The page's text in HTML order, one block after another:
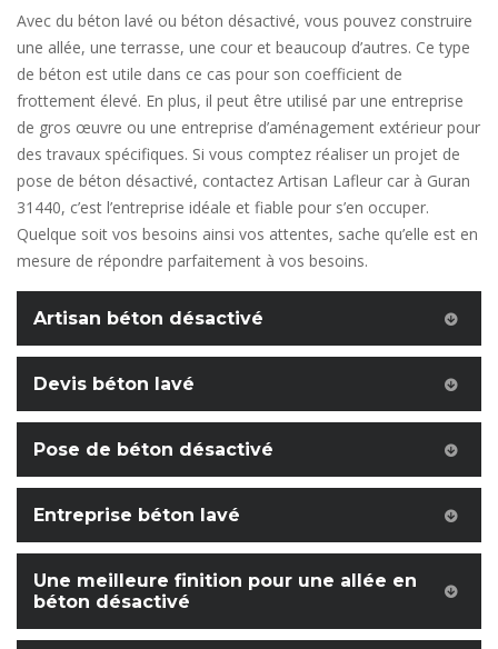
Avec du béton lavé ou béton désactivé, vous pouvez construire
une allée, une terrasse, une cour et beaucoup d’autres. Ce type
de béton est utile dans ce cas pour son coefficient de
frottement élevé. En plus, il peut être utilisé par une entreprise
de gros œuvre ou une entreprise d’aménagement extérieur pour
des travaux spécifiques. Si vous comptez réaliser un projet de
pose de béton désactivé, contactez Artisan Lafleur car à Guran
31440, c’est l’entreprise idéale et fiable pour s’en occuper.
Quelque soit vos besoins ainsi vos attentes, sache qu’elle est en
mesure de répondre parfaitement à vos besoins.
Artisan béton désactivé
Devis béton lavé
Pose de béton désactivé
Entreprise béton lavé
Une meilleure finition pour une allée en
béton désactivé